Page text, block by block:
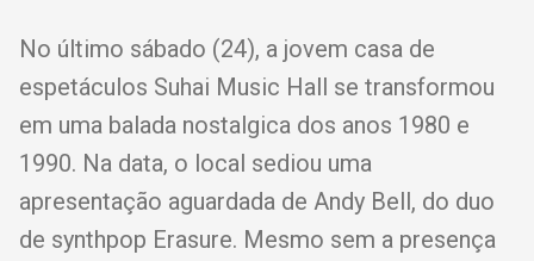
No último sábado (24), a jovem casa de
espetáculos Suhai Music Hall se transformou
em uma balada nostalgica dos anos 1980 e
1990. Na data, o local sediou uma
apresentação aguardada de Andy Bell, do duo
de synthpop Erasure. Mesmo sem a presença